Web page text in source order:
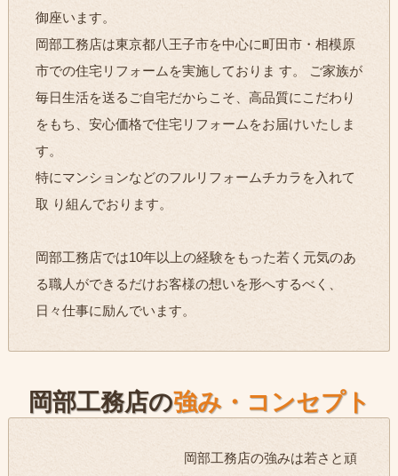
御座います。
岡部工務店は東京都八王子市を中心に町田市・相模原
市での住宅リフォームを実施しておりま す。 ご家族が
毎日生活を送るご自宅だからこそ、高品質にこだわり
をもち、安心価格で住宅リフォームをお届けいたしま
す。
特にマンションなどのフルリフォームチカラを入れて
取 り組んでおります。
岡部工務店では10年以上の経験をもった若く元気のあ
る職人ができるだけお客様の想いを形へするべく、
日々仕事に励んでいます。
岡部工務店の強み・コンセプト
岡部工務店の強みは若さと頑